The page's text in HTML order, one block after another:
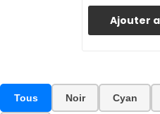
Ajouter
Tous Noir Cyan